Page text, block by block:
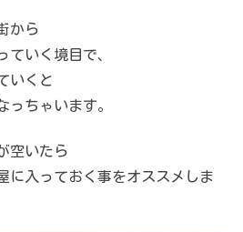
から
ていく境目で、
いくと
っちゃいます。
空いたら
に入っておく事をオススメしま